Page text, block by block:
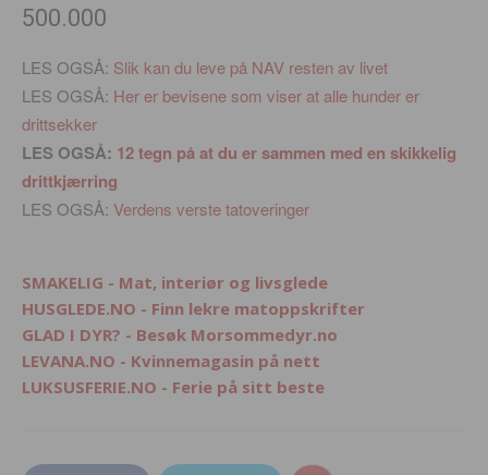
500.000
LES OGSÅ: Slik kan du leve på NAV resten av livet
LES OGSÅ: Her er bevisene som viser at alle hunder er
drittsekker
LES OGSÅ: 12 tegn på at du er sammen med en skikkelig
drittkjærring
LES OGSÅ: Verdens verste tatoveringer
SMAKELIG - Mat, interiør og livsglede
HUSGLEDE.NO - Finn lekre matoppskrifter
GLAD I DYR? - Besøk Morsommedyr.no
LEVANA.NO - Kvinnemagasin på nett
LUKSUSFERIE.NO - Ferie på sitt beste